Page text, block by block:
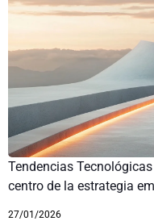
Tendencias
centro de la estrategia
27/01/2026